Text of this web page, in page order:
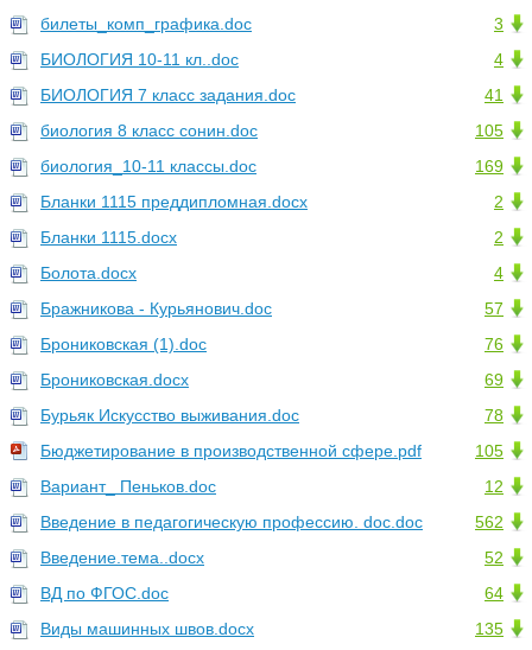
3
билеты_комп_графика.doc
4
БИОЛОГИЯ 10-11 кл..doc
41
БИОЛОГИЯ 7 класс задания.doc
105
биология 8 класс сонин.doc
169
биология_10-11 классы.doc
2
Бланки 1115 преддипломная.docx
2
Бланки 1115.docx
4
Болота.docx
57
Бражникова - Курьянович.doc
76
Брониковская (1).doc
69
Брониковская.docx
78
Бурьяк Искусство выживания.doc
105
Бюджетирование в производственной сфере.pdf
12
Вариант_ Пеньков.doc
562
Введение в педагогическую профессию. doc.doc
52
Введение.тема..docx
64
ВД по ФГОС.doc
135
Виды машинных швов.docx